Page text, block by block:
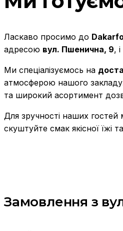
Ласкаво просимо до
адресою вул. Пшенична, 9,
Ми спеціалізуємось на
атмосферою нашого
та широкий асортимент
Для зручності наших
скуштуйте смак якісної їжі
Замовлення з